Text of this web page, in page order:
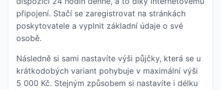
připojení. Stačí se zaregistrovat na stránkách
poskytovatele a vyplnit základní údaje o své
osobě.
Následně si sami nastavíte výši půjčky, která se u
krátkodobých variant pohybuje v maximální výši
5 000 Kč. Stejným způsobem si nastavíte i délku